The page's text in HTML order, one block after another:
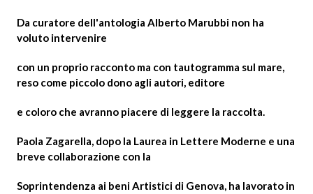
Da curatore dell'antologia Alberto Marubbi non ha
voluto intervenire
con un proprio racconto ma con tautogramma sul mare,
reso come piccolo dono agli autori, editore
e coloro che avranno piacere di leggere la raccolta.
Paola Zagarella, dopo la Laurea in Lettere Moderne e una
breve collaborazione con la
Soprintendenza ai beni Artistici di Genova, ha lavorato in